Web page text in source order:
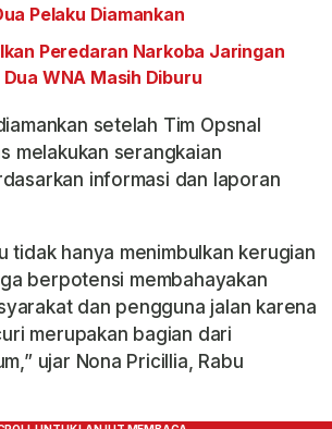
Pelaku Diamankan
Peredaran Narkoba Jaringan
WNA Masih Diburu
setelah Tim Opsnal
melakukan serangkaian
informasi dan laporan
tidak hanya menimbulkan kerugian
berpotensi membahayakan
dan pengguna jalan karena
merupakan bagian dari
ujar Nona Pricillia, Rabu